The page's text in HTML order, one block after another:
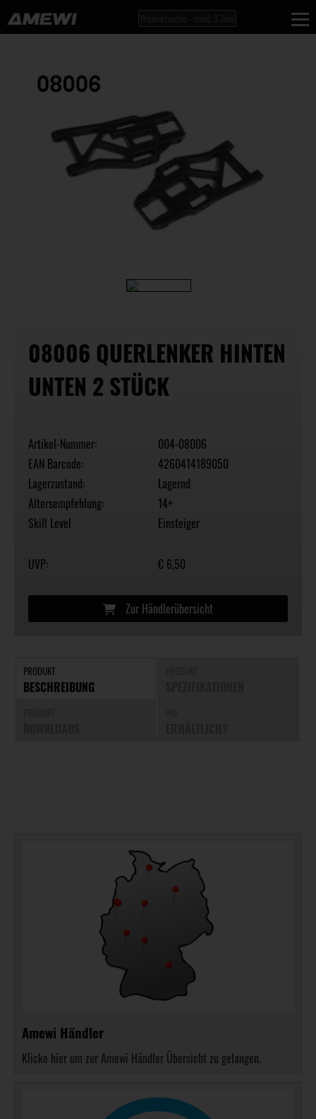
08006 QUERLENKER HINTEN
UNTEN 2 STÜCK
Artikel-Nummer:
004-08006
EAN Barcode:
4260414189050
Lagerzustand:
Lagernd
Altersempfehlung:
14+
Skill Level
Einsteiger
UVP: € 6,50
Zur Händlerübersicht
PRODUKT
BESCHREIBUNG
Amewi Händler
Klicke hier um zur Amewi Händler Übersicht zu gelangen.